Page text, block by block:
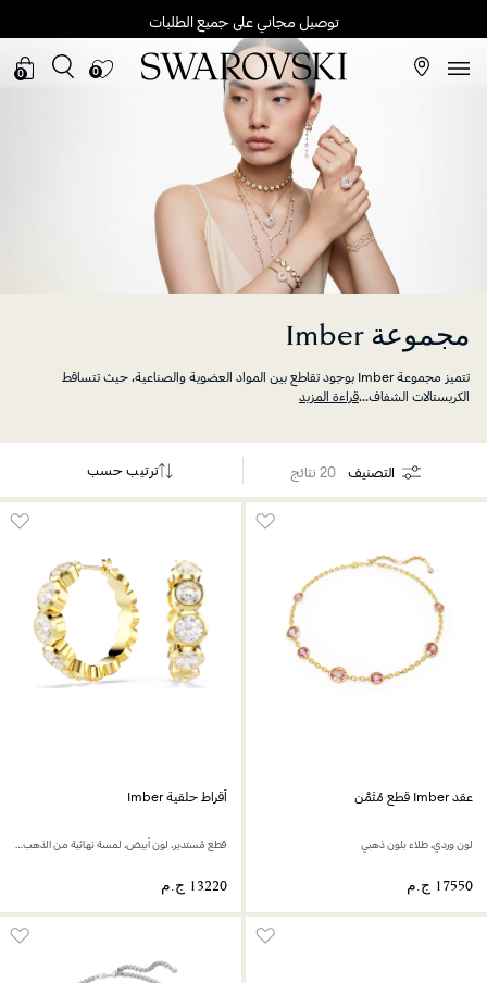
توصيل مجاني على جميع الطلبات
0
0
مجموعة Imber
تتميز مجموعة Imber بوجود تقاطع بين المواد العضوية والصناعية، حيث تتساقط
الكريستالات الشفاف...قراءة المزيد
التصنيف 20 نتائج ترتيب حسب
عقد Imber قطع مُثَمَّن
لون وردي، طلاء بلون ذهبي
أقراط حلقية Imber
قطع مُستدير، لون أبيض، لمسة نهائية من الذهب عيار 18 قيراط